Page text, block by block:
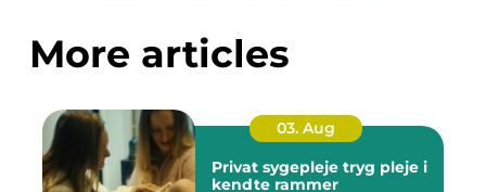
More articles
03. Aug
Privat sygepleje tryg pleje i
kendte rammer